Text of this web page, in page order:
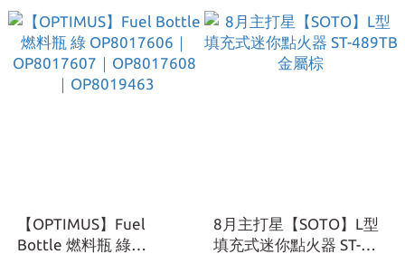
【OPTIMUS】Fuel
Bottle 燃料瓶 綠
8月主打星【SOTO】L型
填充式迷你點火器 ST-